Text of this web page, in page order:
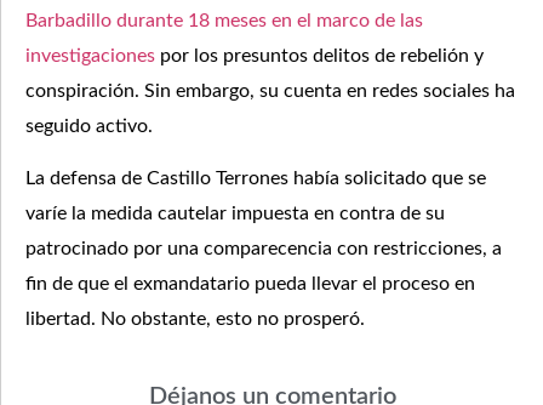
Barbadillo durante 18 meses en el marco de las
investigaciones por los presuntos delitos de rebelión y
conspiración. Sin embargo, su cuenta en redes sociales ha
seguido activo.
La defensa de Castillo Terrones había solicitado que se
varíe la medida cautelar impuesta en contra de su
patrocinado por una comparecencia con restricciones, a
fin de que el exmandatario pueda llevar el proceso en
libertad. No obstante, esto no prosperó.
Déjanos un comentario